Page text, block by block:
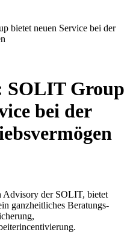
bietet neuen Service bei der
SOLIT Group
bei der
der SOLIT, bietet
ganzheitliches Beratungs-